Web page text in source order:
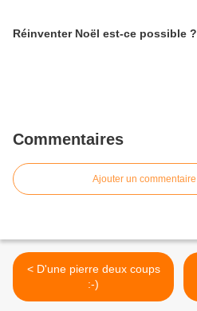
Réinventer Noël est-ce possible ?
Commentaires
Ajouter un commentaire
< D'une pierre deux coups
:-)